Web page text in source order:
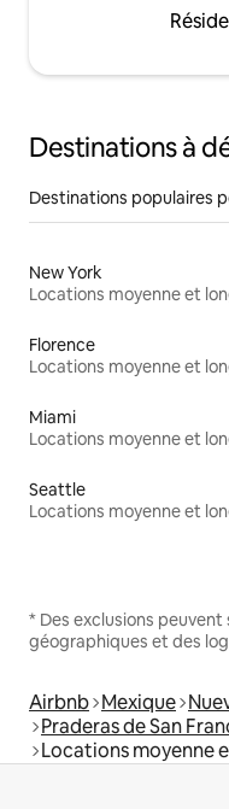
Destinations à
Destinations populaires
New York
Florence
Miami
Seattle
* Des exclusions
géographiques et des
Airbnb Mexique
Praderas de San
Locations moyenne